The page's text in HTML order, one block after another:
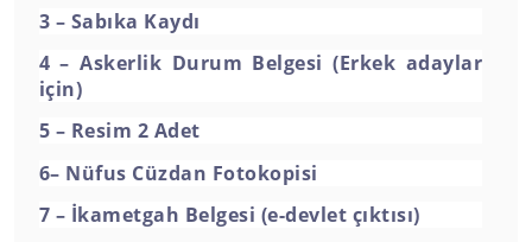
3 – Sabıka Kaydı
4 – Askerlik Durum Belgesi (Erkek adaylar
için)
5 – Resim 2 Adet
6– Nüfus Cüzdan Fotokopisi
7 – İkametgah Belgesi (e-devlet çıktısı)